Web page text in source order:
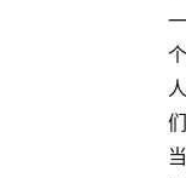
一
个
人
们
当